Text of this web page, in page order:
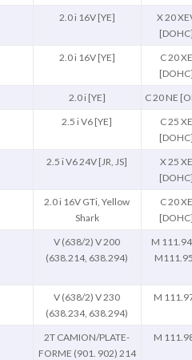
2.0 i 16V [YE]
X 20
2.0 i 16V [YE]
C 20
2.0 i [YE] C 20 NE
2.5 i V6 [YE]
C 25
2.5 i V6 24V [JR, JS]
X 25
2.0 i 16V GTi, Yellow
Shark
C 20
V (638/2) V 200
(638.214, 638.294)
M
V (638/2) V 230
(638.234, 638.294)
M
2T CAMION/PLATE-
FORME (901. 902) 214
M